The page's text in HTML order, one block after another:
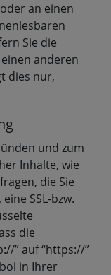
an einen
Sie die
anderen
dies nur,
und zum
Inhalte, wie
die Sie
SSL-bzw.
die
” auf “https://”
in Ihrer